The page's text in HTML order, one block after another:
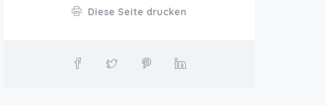
Diese Seite drucken